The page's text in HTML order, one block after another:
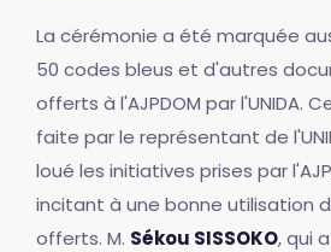
La cérémonie a été marquée
50 codes bleus et d'autres
offerts à l'AJPDOM par l'UNIDA.
faite par le représentant de
loué les initiatives prises par
incitant à une bonne utilisation
offerts. M. Sékou SISSOKO, qui